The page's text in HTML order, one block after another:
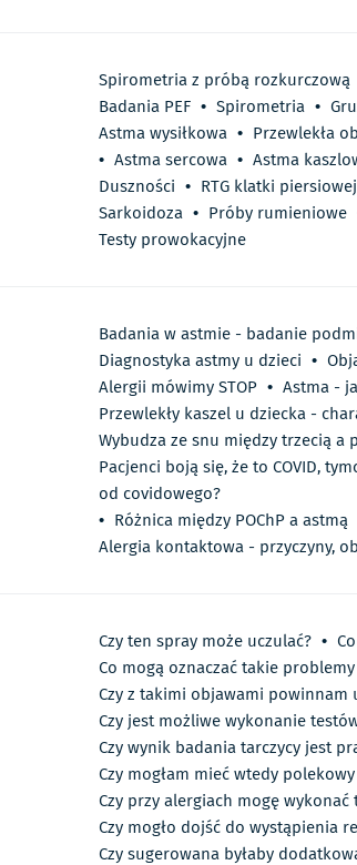
Spirometria z próbą rozkurczową
Badania PEF • Spirometria •
Astma wysiłkowa • Przewlekła
• Astma sercowa • Astma
Duszności • RTG klatki piersiowej
Sarkoidoza • Próby rumieniowe
Testy prowokacyjne
Badania w astmie - badanie
Diagnostyka astmy u dzieci •
Alergii mówimy STOP • Astma -
Przewlekły kaszel u dziecka -
Wybudza ze snu między trzecią
Pacjenci boją się, że to COVID,
od covidowego?
• Różnica między POChP a astmą
Alergia kontaktowa - przyczyny,
Czy ten spray może uczulać? •
Co mogą oznaczać takie
Czy z takimi objawami powinnam
Czy jest możliwe wykonanie
Czy wynik badania tarczycy jest
Czy mogłam mieć wtedy
Czy przy alergiach mogę wykonać
Czy mogło dojść do wystąpienia
Czy sugerowana byłaby